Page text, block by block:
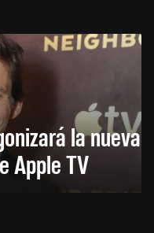
la nueva
Apple TV